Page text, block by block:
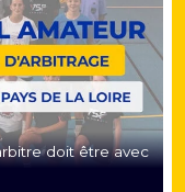
doit être avec